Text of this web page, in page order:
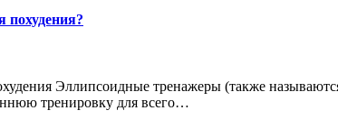
похудения?
Эллипсоидные тренажеры (также
тренировку для всего…